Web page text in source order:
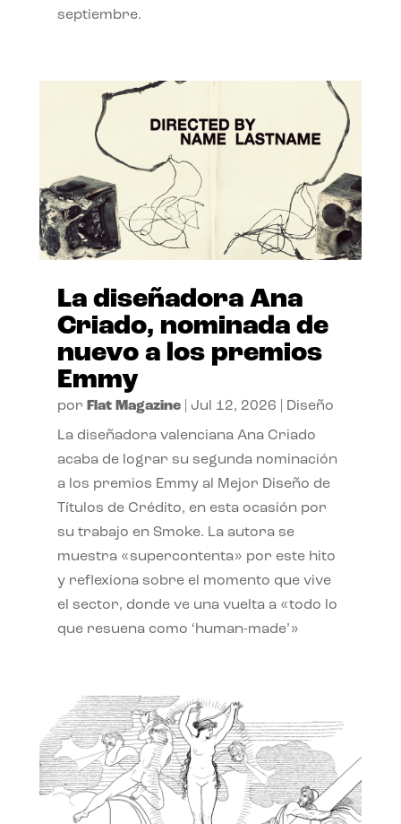
septiembre.
La diseñadora Ana
Criado, nominada de
nuevo a los premios
Emmy
por Flat Magazine| Jul 12, 2026 Diseño
La diseñadora valenciana Ana Criado
acaba de lograr su segunda nominación
a los premios Emmy al Mejor Diseño de
Títulos de Crédito, en esta ocasión por
su trabajo en Smoke. La autora se
muestra «supercontenta» por este hito
y reflexiona sobre el momento que vive
el sector, donde ve una vuelta a «todo lo
que resuena como ‘human-made’»